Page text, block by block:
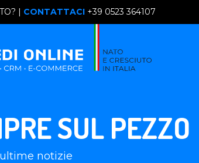
| CONTATTACI +39 0523 364107
SUL PEZZO
notizie